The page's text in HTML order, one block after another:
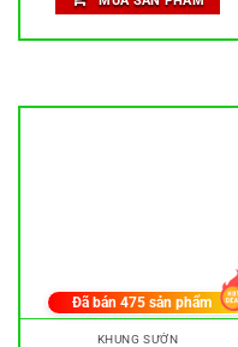
KHUNG SƯỜN
Đã bán475 sản phẩm